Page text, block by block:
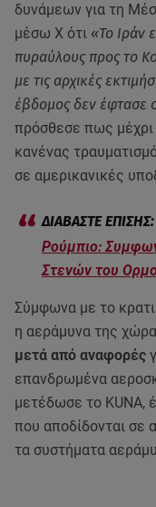
δυνάμεων για τη
μέσω X ότι «Το Ιράν
πυραύλους προς το
με τις αρχικές
έβδομος δεν έφτασε
πρόσθεσε πως μέχρι
κανένας
σε αμερικανικές
Ρούμπιο:
Στενών του
Σύμφωνα με το
η αεράμυνα της
μετά από αναφορές
επανδρωμένα
μετέδωσε το KUNA,
που αποδίδονται σε
τα συστήματα